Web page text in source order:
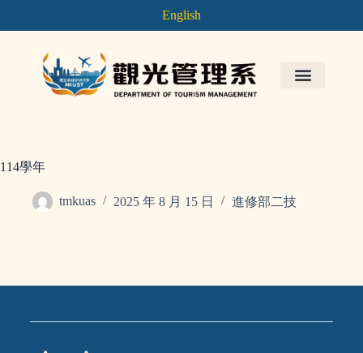
English
114學年
tmkuas 2025 年 8 月 15 日 進修部二技